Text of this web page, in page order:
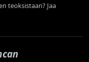
teoksistaan? Jaa